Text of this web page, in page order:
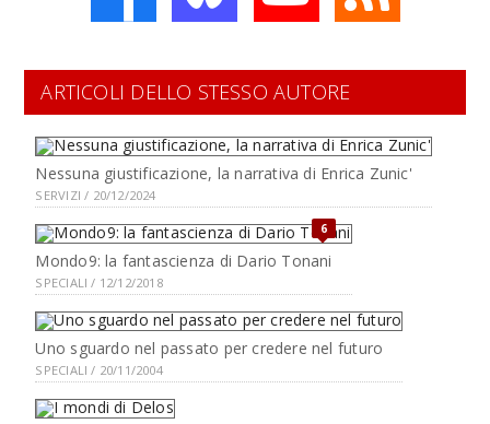
ARTICOLI DELLO STESSO AUTORE
Nessuna giustificazione, la narrativa di Enrica Zunic'
SERVIZI / 20/12/2024
6
Mondo9: la fantascienza di Dario Tonani
SPECIALI / 12/12/2018
Uno sguardo nel passato per credere nel futuro
SPECIALI / 20/11/2004